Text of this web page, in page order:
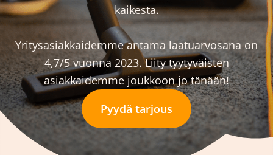
kaikesta.
Yritysasiakkaidemme antama laatuarvosana on
4,7/5 vuonna 2023. Liity tyytyväisten
asiakkaidemme joukkoon jo tänään!
Pyydä tarjous